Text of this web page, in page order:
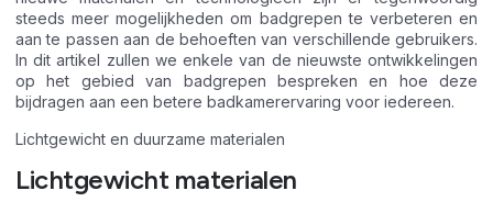
steeds meer mogelijkheden om badgrepen te verbeteren en
aan te passen aan de behoeften van verschillende gebruikers.
In dit artikel zullen we enkele van de nieuwste ontwikkelingen
op het gebied van badgrepen bespreken en hoe deze
bijdragen aan een betere badkamerervaring voor iedereen.
Lichtgewicht en duurzame materialen
Lichtgewicht materialen